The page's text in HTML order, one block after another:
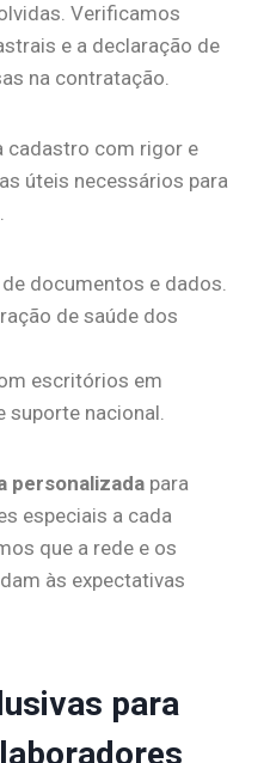
Verificamos
e a declaração de
na contratação.
cadastro com rigor e
úteis necessários para
documentos e dados.
de saúde dos
escritórios em
suporte nacional.
personalizada para
especiais a cada
que a rede e os
às expectativas
para